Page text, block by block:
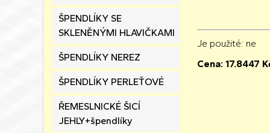
ŠPENDLÍKY SE
SKLENĚNÝMI HLAVIČKAMI
ŠPENDLÍKY NEREZ
ŠPENDLÍKY PERLEŤOVÉ
ŘEMESLNICKÉ ŠICÍ
JEHLY+špendlíky
Je použité: ne
Cena: 17.8447